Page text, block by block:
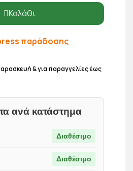
Καλάθι
παράδοσης
& για παραγγελίες έως
ανά κατάστημα
Διαθέσιμο
Διαθέσιμο